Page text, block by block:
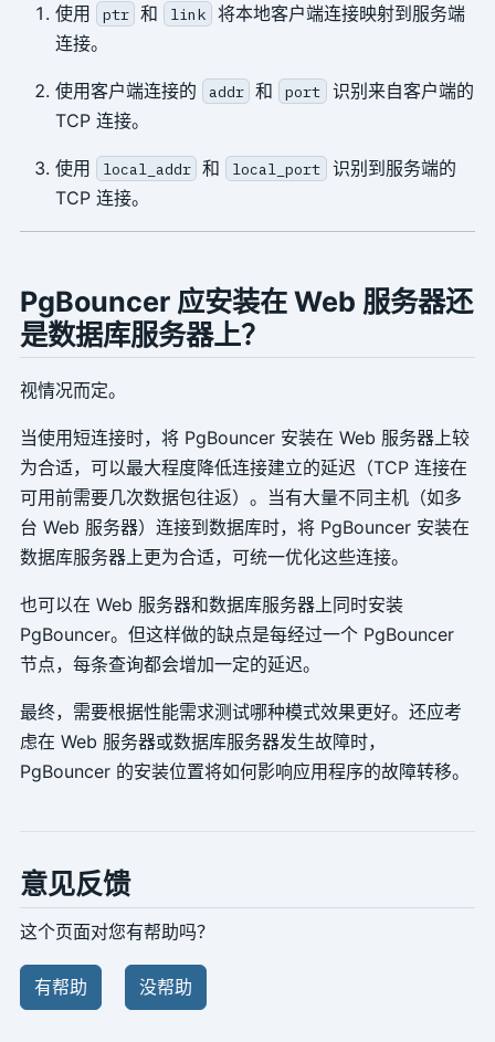
使用 ptr 和 link
将本地客户端连接映射到服务端
连接。
使用客户端连接的 addr 和 port
识别来自客户端的
TCP 连接。
使用 local_addr 和 local_port
识别到服务端的
TCP 连接。
PgBouncer 应安装在 Web 服务器还
是数据库服务器上？
视情况而定。
当使用短连接时，将 PgBouncer 安装在 Web 服务器上较
为合适，可以最大程度降低连接建立的延迟（TCP 连接在
可用前需要几次数据包往返）。当有大量不同主机（如多
台 Web 服务器）连接到数据库时，将 PgBouncer 安装在
数据库服务器上更为合适，可统一优化这些连接。
也可以在 Web 服务器和数据库服务器上同时安装
PgBouncer。但这样做的缺点是每经过一个 PgBouncer
节点，每条查询都会增加一定的延迟。
最终，需要根据性能需求测试哪种模式效果更好。还应考
虑在 Web 服务器或数据库服务器发生故障时，
PgBouncer 的安装位置将如何影响应用程序的故障转移。
意见反馈
这个页面对您有帮助吗？
有帮助 没帮助